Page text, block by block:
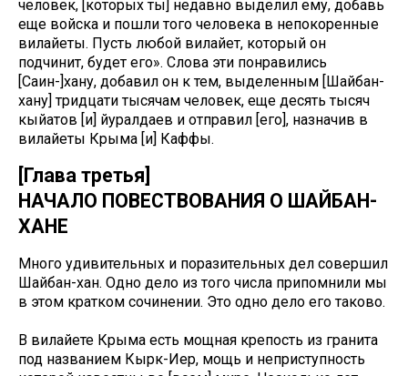
человек, [которых ты] недавно выделил ему, добавь
еще войска и пошли того человека в непокоренные
вилайеты. Пусть любой вилайет, который он
подчинит, будет его». Слова эти понравились
[Саин-]хану, добавил он к тем, выделенным [Шайбан-
хану] тридцати тысячам человек, еще десять тысяч
кыйатов [и] йуралдаев и отправил [его], назначив в
вилайеты Крыма [и] Каффы.
[Глава третья]
НАЧАЛО ПОВЕСТВОВАНИЯ О ШАЙБАН-
ХАНЕ
Много удивительных и поразительных дел совершил
Шайбан-хан. Одно дело из того числа припомнили мы
в этом кратком сочинении. Это одно дело его таково.
В вилайете Крыма есть мощная крепость из гранита
под названием Кырк-Иер, мощь и неприступность